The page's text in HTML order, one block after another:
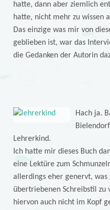
hatte, dann aber ziemlich
hatte, nicht mehr zu wissen
Das einzige was mir von
geblieben ist, war das
die Gedanken der Autorin
Hach ja.
Lehrerkind.
Ich hatte mir dieses Buch
eine Lektüre zum
allerdings eher genervt, was
übertriebenen Schreibstil
hiervon auch nicht im Kopf